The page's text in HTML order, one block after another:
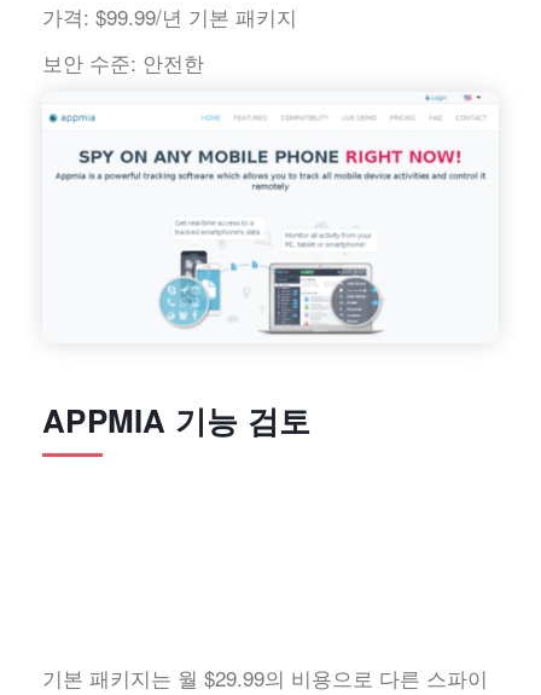
가격: $99.99/년 기본 패키지
보안 수준: 안전한
APPMIA 기능 검토
기본 패키지는 월 $29.99의 비용으로 다른 스파이